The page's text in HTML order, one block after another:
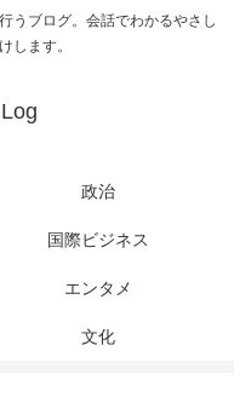
うブログ。会話でわかるやさし
します。
政治
国際ビジネス
エンタメ
文化